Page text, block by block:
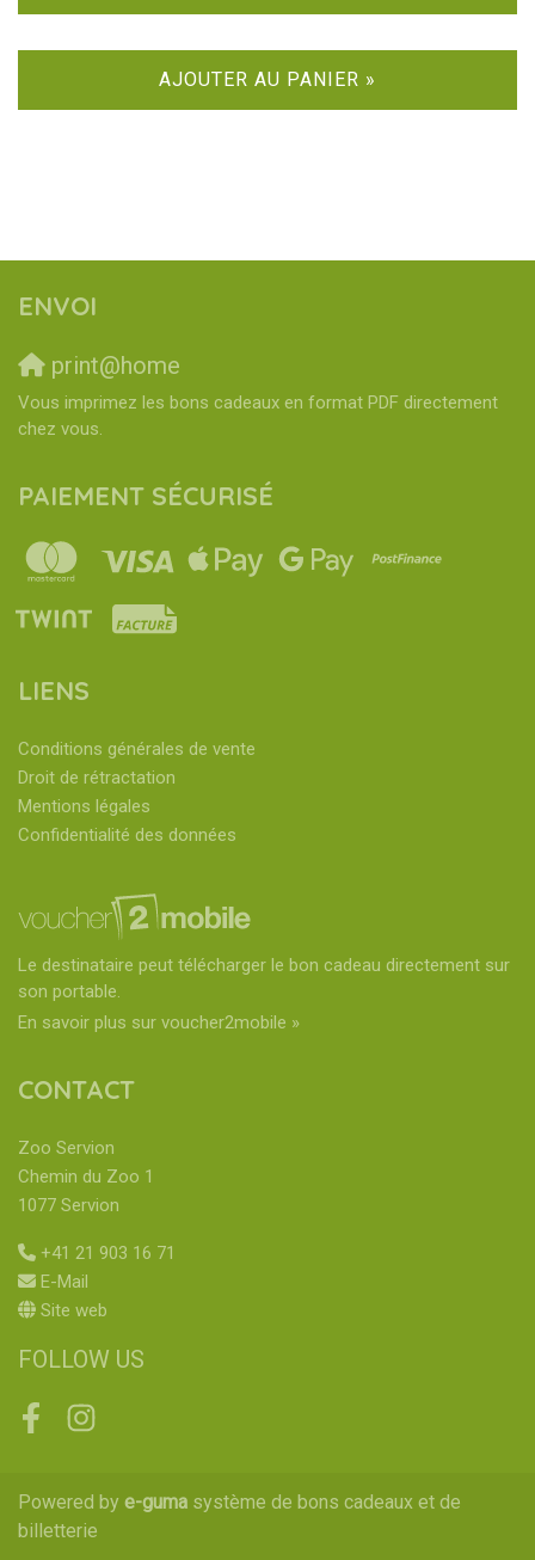
AJOUTER AU PANIER »
ENVOI
print@home
Vous imprimez les bons cadeaux en format PDF directement
chez vous.
PAIEMENT SÉCURISÉ
LIENS
Conditions générales de vente
Droit de rétractation
Mentions légales
Confidentialité des données
Le destinataire peut télécharger le bon cadeau directement sur
son portable.
En savoir plus sur voucher2mobile »
CONTACT
Zoo Servion
Chemin du Zoo 1
1077 Servion
+41 21 903 16 71
E-Mail
Site web
FOLLOW US
FacebookInstagram
Powered by e-guma système de bons cadeaux et de
billetterie